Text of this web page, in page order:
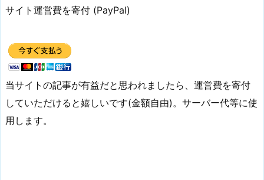
サイト運営費を寄付 (PayPal)
当サイトの記事が有益だと思われましたら、運営費を寄付
していただけると嬉しいです(金額自由)。サーバー代等に使
用します。